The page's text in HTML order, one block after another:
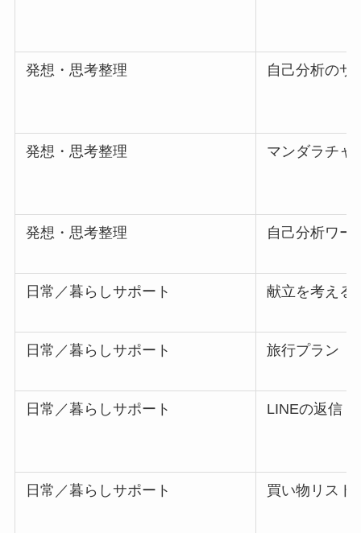
発想・思考整理 自己分析のサ
発想・思考整理 マンダラチャ
発想・思考整理 自己分析ワー
日常／暮らしサポート 献立を考える
日常／暮らしサポート 旅行プラン
日常／暮らしサポート LINEの返信
日常／暮らしサポート 買い物リスト